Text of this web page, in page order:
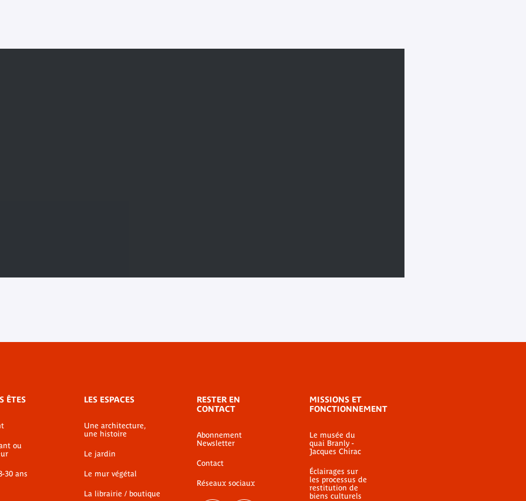
ÊTES
ou
30 ans
LES ESPACES
Une architecture,
une histoire
Le jardin
Le mur végétal
La librairie / boutique
RESTER EN
CONTACT
Abonnement
Newsletter
Contact
Réseaux sociaux
MISSIONS ET
FONCTIONNEMENT
Le musée du
quai Branly -
Jacques Chirac
Éclairages sur
les processus de
restitution de
biens culturels